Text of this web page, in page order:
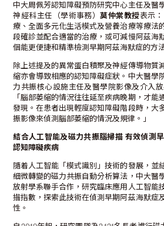
中大周佩芳認知障礙預防研究中心主任及醫
神經科主任（學術事務）莫仲棠教授表示
療、全面多元化生活模式及營養治療等療法
段確診並配合適當的治療，或可減慢阿茲海
個能更便捷和精準檢測早期阿茲海默症的方
除上述提及的異常蛋白積聚及神經傳導物質
縮亦會導致相應的認知障礙症狀。中大醫學
力共振核心設施主任及醫學院影像及介入
「腦部萎縮的情況往往延至疾病晚期，才能
發現。在患者出現輕度認知障礙階段時，大
振影像來偵測腦部萎縮的情況及規律。」
結合人工智能及磁力共振腦掃描 有效偵測
認知障礙疾病
隨着人工智能「模式識別」技術的發展，並
細微轉變的磁力共振自動分析算法，中大醫
放射學系聯手合作，研究臨床應用人工智能
描指數，探索此技術在偵測早期阿茲海默症
性。